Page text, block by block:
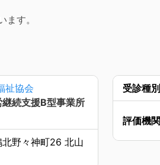
ます。
祉協会
続支援B型事業所
野々神町26 北山
受診種別
評価機関